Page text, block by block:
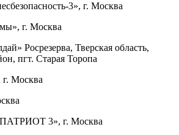
3», г. Москва
г. Москва
Росрезерва, Тверская область,
пгт. Старая Торопа
Москва
3», г. Москва